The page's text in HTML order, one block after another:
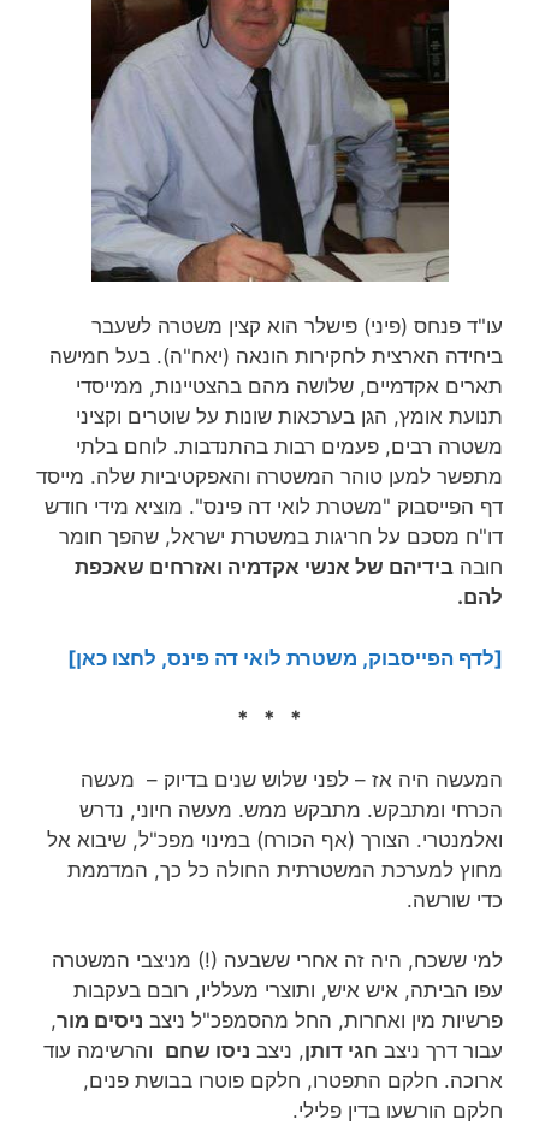
עו"ד פנחס (פיני) פישלר הוא קצין משטרה לשעבר
ביחידה הארצית לחקירות הונאה (יאח"ה). בעל חמישה
תארים אקדמיים, שלושה מהם בהצטיינות, ממייסדי
תנועת אומץ, הגן בערכאות שונות על שוטרים וקציני
משטרה רבים, פעמים רבות בהתנדבות. לוחם בלתי
מתפשר למען טוהר המשטרה והאפקטיביות שלה. מייסד
דף הפייסבוק "משטרת לואי דה פינס". מוציא מידי חודש
דו"ח מסכם על חריגות במשטרת ישראל, שהפך חומר
חובה בידיהם של אנשי אקדמיה ואזרחים שאכפת
להם.
[לדף הפייסבוק, משטרת לואי דה פינס, לחצו כאן]
* * *
המעשה היה אז – לפני שלוש שנים בדיוק – מעשה
הכרחי ומתבקש. מתבקש ממש. מעשה חיוני, נדרש
ואלמנטרי. הצורך (אף הכורח) במינוי מפכ"ל, שיבוא אל
מחוץ למערכת המשטרתית החולה כל כך, המדממת
כדי שורשה.
למי ששכח, היה זה אחרי ששבעה (!) מניצבי המשטרה
עפו הביתה, איש איש, ותוצרי מעלליו, רובם בעקבות
פרשיות מין ואחרות, החל מהסמפכ"ל ניצב ניסים מור,
עבור דרך ניצב חגי דותן, ניצב ניסו שחם והרשימה עוד
ארוכה. חלקם התפטרו, חלקם פוטרו בבושת פנים,
חלקם הורשעו בדין פלילי.